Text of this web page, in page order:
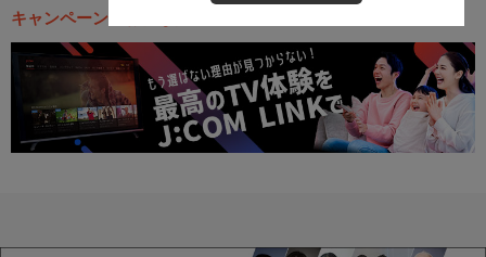
キャンペーン・お得な情報